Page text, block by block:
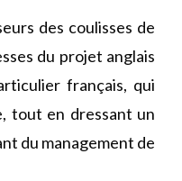
des coulisses de
du projet anglais
français, qui
tout en dressant un
du management de